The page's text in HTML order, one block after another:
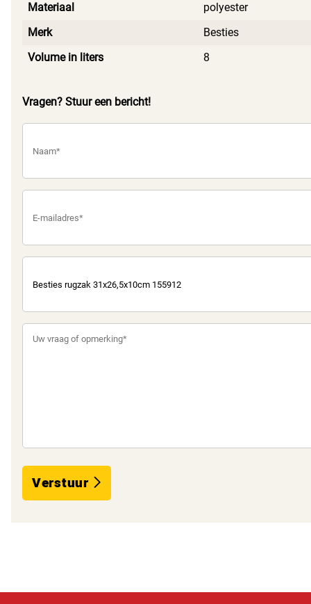
Materiaal
polyester
Merk
Besties
Volume in liters
8
Vragen? Stuur een bericht!
Verstuur